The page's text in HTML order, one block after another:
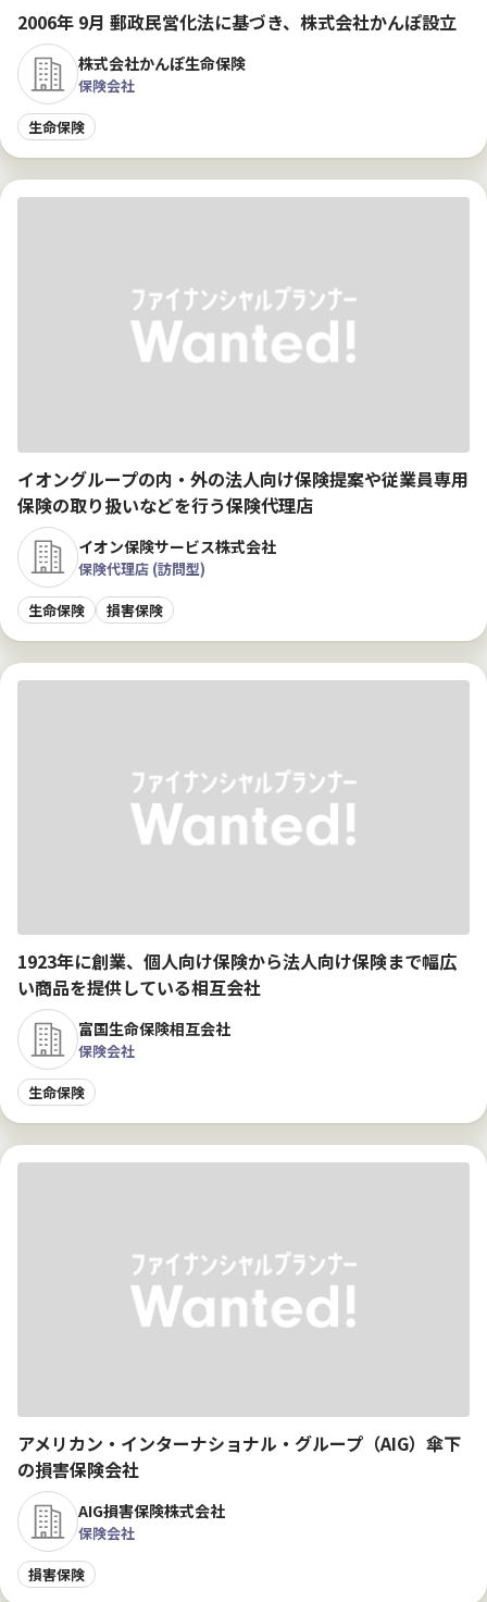
2006年 9月 郵政民営化法に基づき、株式会社かんぽ設立
株式会社かんぽ生命保険
保険会社
生命保険
イオングループの内・外の法人向け保険提案や従業員専用
保険の取り扱いなどを行う保険代理店
イオン保険サービス株式会社
保険代理店 (訪問型)
生命保険
損害保険
1923年に創業、個人向け保険から法人向け保険まで幅広
い商品を提供している相互会社
富国生命保険相互会社
保険会社
生命保険
アメリカン・インターナショナル・グループ（AIG）傘下
の損害保険会社
AIG損害保険株式会社
保険会社
損害保険